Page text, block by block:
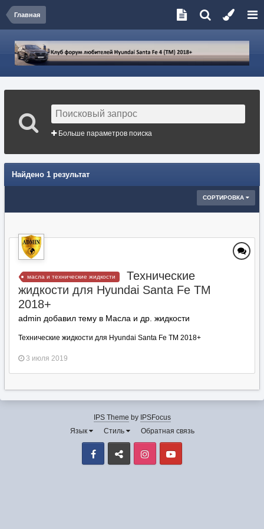
Главная
Больше параметров поиска
Найдено 1 результат
СОРТИРОВКА
масла и технические жидкости
Технические
жидкости для Hyundai Santa Fe TM
2018+
admin добавил тему в Масла и др. жидкости
Технические жидкости для Hyundai Santa Fe TM 2018+
3 июля 2019
IPS Theme by IPSFocus
Язык
Стиль Обратная связь
Facebook VK Instagram